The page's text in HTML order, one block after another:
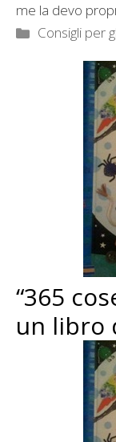
me la devo
Categorie
Consigli per
“365
un libro